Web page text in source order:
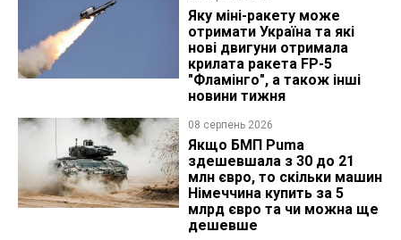
Яку міні-ракету може
отримати Україна та які
нові двигуни отримала
крилата ракета FP-5
"Фламінго", а також інші
новини тижня
08 серпень 2026
Якщо БМП Puma
здешевшала з 30 до 21
млн євро, то скільки машин
Німеччина купить за 5
млрд євро та чи можна ще
дешевше